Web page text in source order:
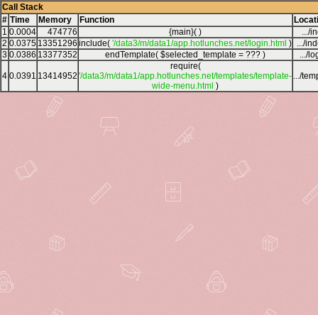
Call Stack
# Time Memory Function
1 0.0004 474776 {main}( )
.../
2 0.0375 13351296 include( '/data3/m/data1/app.hotlunches.net/login.html ) .../
3 0.0386 13377352 endTemplate( $selected_template = ??? ) .../
4 0.0391 13414952
require(
'/data3/m/data1/app.hotlunches.net/templates/template-
wide-menu.html )
.../